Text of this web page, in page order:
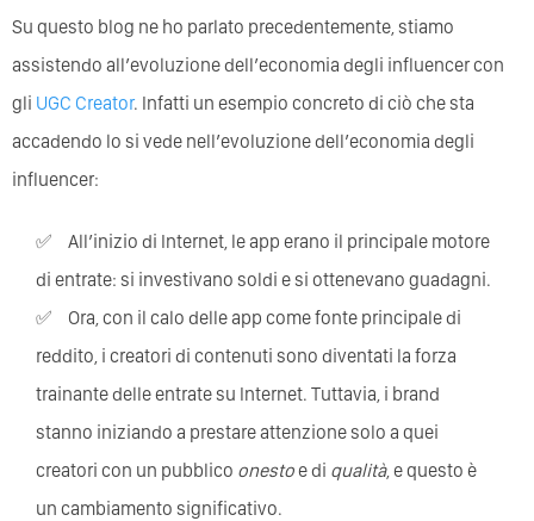
Su questo blog ne ho parlato precedentemente, stiamo
assistendo all’evoluzione dell’economia degli influencer con
gli UGC Creator. Infatti un esempio concreto di ciò che sta
accadendo lo si vede nell’evoluzione dell’economia degli
influencer:
All’inizio di Internet, le app erano il principale motore
di entrate: si investivano soldi e si ottenevano guadagni.
Ora, con il calo delle app come fonte principale di
reddito, i creatori di contenuti sono diventati la forza
trainante delle entrate su Internet. Tuttavia, i brand
stanno iniziando a prestare attenzione solo a quei
creatori con un pubblico onestoe di qualità, e questo è
un cambiamento significativo.